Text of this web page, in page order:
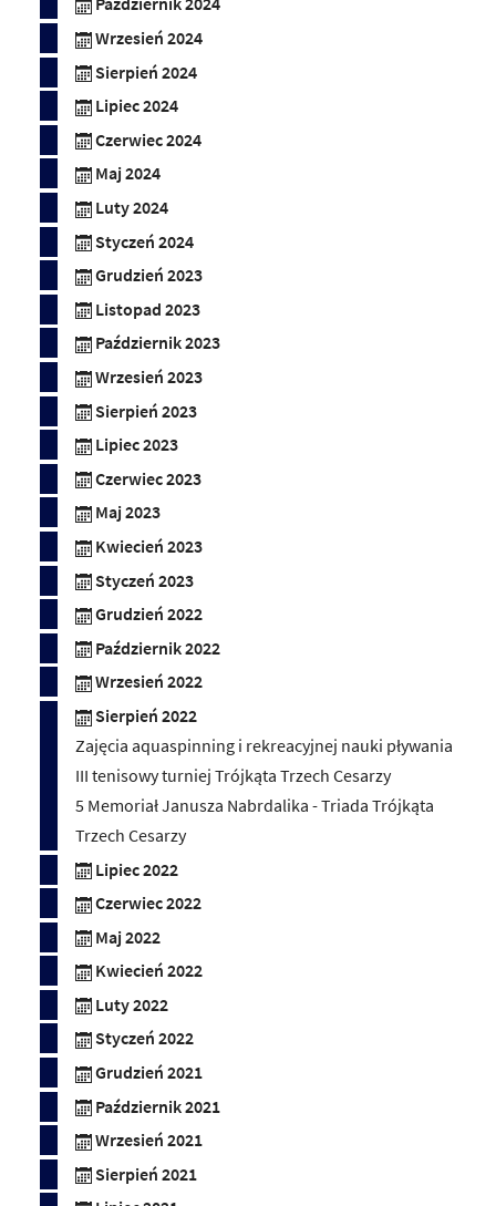
Październik 2024
Wrzesień 2024
Sierpień 2024
Lipiec 2024
Czerwiec 2024
Maj 2024
Luty 2024
Styczeń 2024
Grudzień 2023
Listopad 2023
Październik 2023
Wrzesień 2023
Sierpień 2023
Lipiec 2023
Czerwiec 2023
Maj 2023
Kwiecień 2023
Styczeń 2023
Grudzień 2022
Październik 2022
Wrzesień 2022
Sierpień 2022
Zajęcia aquaspinning i rekreacyjnej nauki pływania
III tenisowy turniej Trójkąta Trzech Cesarzy
5 Memoriał Janusza Nabrdalika - Triada Trójkąta
Trzech Cesarzy
Lipiec 2022
Czerwiec 2022
Maj 2022
Kwiecień 2022
Luty 2022
Styczeń 2022
Grudzień 2021
Październik 2021
Wrzesień 2021
Sierpień 2021